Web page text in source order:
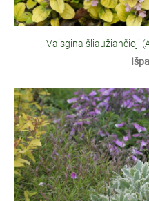
Vaisgina šliaužiančioji